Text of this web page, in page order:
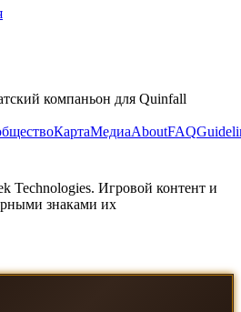
компаньон для Quinfall
КартаМедиаAboutFAQ
Technologies. Игровой контент и
знаками их